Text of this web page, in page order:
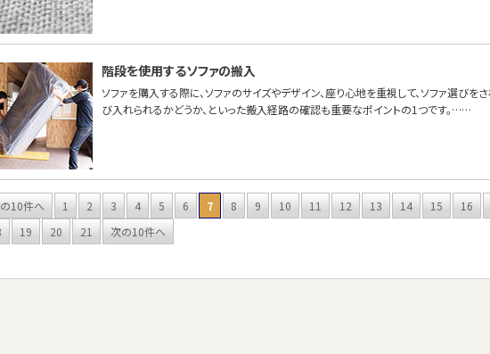
階段を使用するソファの搬入
ソファを購入する際に、ソファのサイズやデザイン、座り心地を重視して、ソファ選び
び入れられるかどうか、といった搬入経路の確認も重要なポイントの1つです。……
10件へ 1 2 3 4 5 6 7 8 9 10 11 12 13 14 15 16
19 20 21 次の10件へ